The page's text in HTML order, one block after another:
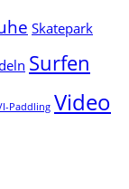
Skatepark
Surfen
Paddling Video